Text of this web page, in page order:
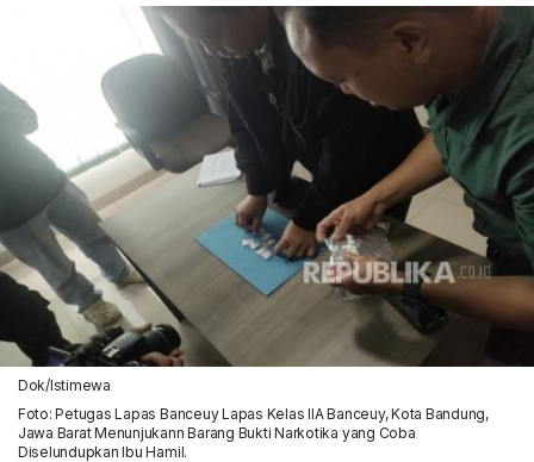
Dok/Istimewa
Foto: Petugas Lapas Banceuy Lapas Kelas IIA Banceuy, Kota Bandung,
Jawa Barat Menunjukann Barang Bukti Narkotika yang Coba
Diselundupkan Ibu Hamil.